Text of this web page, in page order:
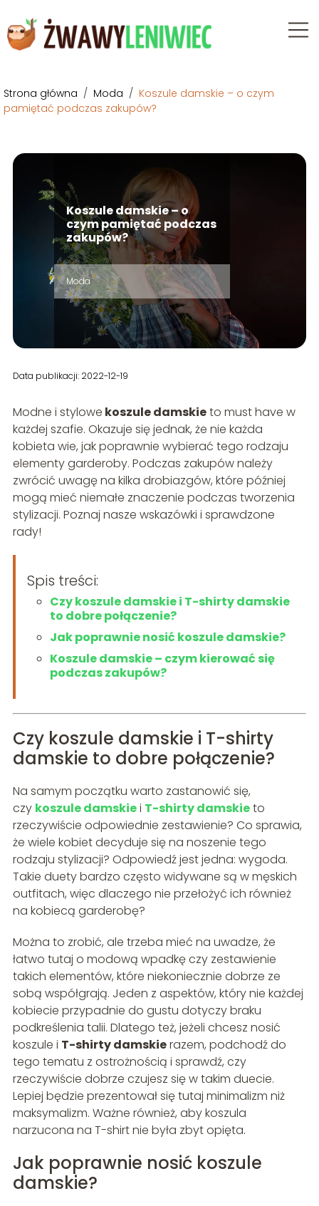
Strona główna / Moda / Koszule damskie – o czym
pamiętać podczas zakupów?
Koszule damskie – o
czym pamiętać podczas
zakupów?
Moda
Data publikacji: 2022-12-19
Modne i stylowe koszule damskieto must have w
każdej szafie. Okazuje się jednak, że nie każda
kobieta wie, jak poprawnie wybierać tego rodzaju
elementy garderoby. Podczas zakupów należy
zwrócić uwagę na kilka drobiazgów, które później
mogą mieć niemałe znaczenie podczas tworzenia
stylizacji. Poznaj nasze wskazówki i sprawdzone
rady!
Spis treści:
Czy koszule damskie i T-shirty damskie
to dobre połączenie?
Jak poprawnie nosić koszule damskie?
Koszule damskie – czym kierować się
podczas zakupów?
Czy koszule damskie i T-shirty
damskie to dobre połączenie?
Na samym początku warto zastanowić się,
czy koszule damskiei T-shirty damskieto
rzeczywiście odpowiednie zestawienie? Co sprawia,
że wiele kobiet decyduje się na noszenie tego
rodzaju stylizacji? Odpowiedź jest jedna: wygoda.
Takie duety bardzo często widywane są w męskich
outfitach, więc dlaczego nie przełożyć ich również
na kobiecą garderobę?
Można to zrobić, ale trzeba mieć na uwadze, że
łatwo tutaj o modową wpadkę czy zestawienie
takich elementów, które niekoniecznie dobrze ze
sobą współgrają. Jeden z aspektów, który nie każdej
kobiecie przypadnie do gustu dotyczy braku
podkreślenia talii. Dlatego też, jeżeli chcesz nosić
koszule i T-shirty damskierazem, podchodź do
tego tematu z ostrożnością i sprawdź, czy
rzeczywiście dobrze czujesz się w takim duecie.
Lepiej będzie prezentował się tutaj minimalizm niż
maksymalizm. Ważne również, aby koszula
narzucona na T-shirt nie była zbyt opięta.
Jak poprawnie nosić koszule
damskie?